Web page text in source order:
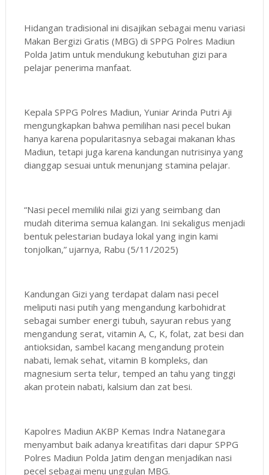
Hidangan tradisional ini disajikan sebagai menu variasi
Makan Bergizi Gratis (MBG) di SPPG Polres Madiun
Polda Jatim untuk mendukung kebutuhan gizi para
pelajar penerima manfaat.
Kepala SPPG Polres Madiun, Yuniar Arinda Putri Aji
mengungkapkan bahwa pemilihan nasi pecel bukan
hanya karena popularitasnya sebagai makanan khas
Madiun, tetapi juga karena kandungan nutrisinya yang
dianggap sesuai untuk menunjang stamina pelajar.
“Nasi pecel memiliki nilai gizi yang seimbang dan
mudah diterima semua kalangan. Ini sekaligus menjadi
bentuk pelestarian budaya lokal yang ingin kami
tonjolkan,” ujarnya, Rabu (5/11/2025)
Kandungan Gizi yang terdapat dalam nasi pecel
meliputi nasi putih yang mengandung karbohidrat
sebagai sumber energi tubuh, sayuran rebus yang
mengandung serat, vitamin A, C, K, folat, zat besi dan
antioksidan, sambel kacang mengandung protein
nabati, lemak sehat, vitamin B kompleks, dan
magnesium serta telur, temped an tahu yang tinggi
akan protein nabati, kalsium dan zat besi.
Kapolres Madiun AKBP Kemas Indra Natanegara
menyambut baik adanya kreatifitas dari dapur SPPG
Polres Madiun Polda Jatim dengan menjadikan nasi
pecel sebagai menu unggulan MBG.